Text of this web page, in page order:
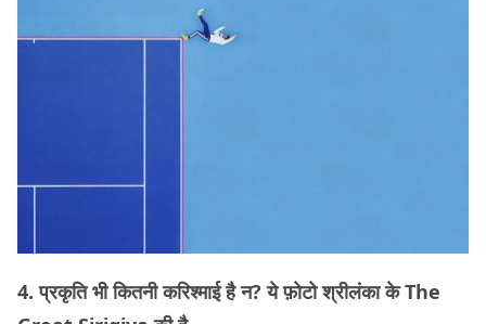
4. प्रकृति भी कितनी करिश्माई है न? ये फ़ोटो श्रीलंका के The